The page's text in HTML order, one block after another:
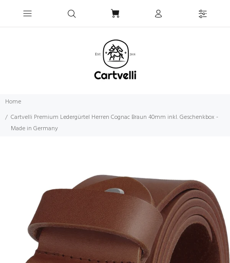
Home
Cartvelli Premium Ledergürtel Herren Cognac Braun 40mm inkl. Geschenkbox -
Made in Germany